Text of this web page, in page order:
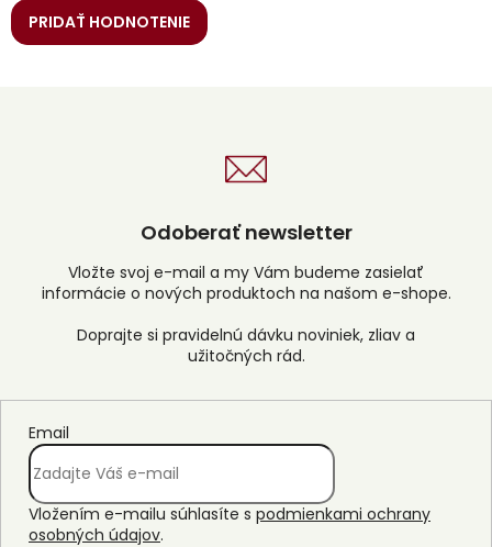
PRIDAŤ HODNOTENIE
Odoberať newsletter
Vložte svoj e-mail a my Vám budeme zasielať
informácie o nových produktoch na našom e-shope.
Email
Vložením e-mailu súhlasíte s podmienkami ochrany
osobných údajov.